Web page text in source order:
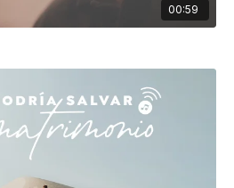
00:59